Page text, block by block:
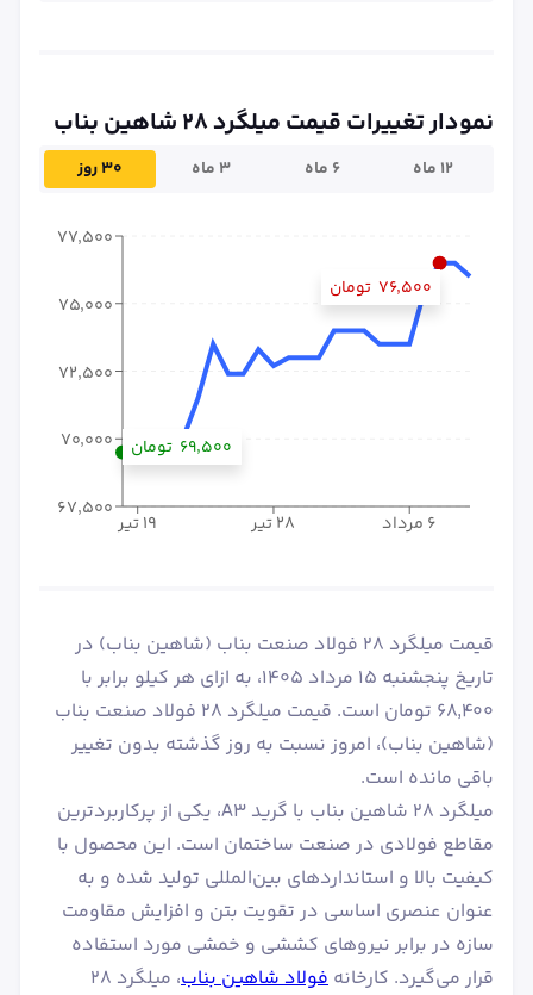
نمودار تغییرات قیمت میلگرد ۲۸ شاهین بناب
۱۲ ماه ۶ ماه ۳ ماه ۳۰ روز
۱۹ تیر ۲۸ تیر ۶ مرداد
۶۷٬۵۰۰
۷۰٬۰۰۰
۷۲٬۵۰۰
۷۵٬۰۰۰
۷۷٬۵۰۰
۷۶٬۵۰۰ تومان
۶۹٬۵۰۰ تومان
قیمت میلگرد 28 فولاد صنعت بناب (شاهین بناب) در
تاریخ پنجشنبه ۱۵ مرداد ۱۴۰۵، به ازای هر کیلو برابر با
۶۸٬۴۰۰ تومان است. قیمت میلگرد 28 فولاد صنعت بناب
(شاهین بناب)، امروز نسبت به روز گذشته بدون تغییر
باقی مانده است.
میلگرد ۲۸ شاهین بناب با گرید A3، یکی از پرکاربردترین
مقاطع فولادی در صنعت ساختمان است. این محصول با
کیفیت بالا و استانداردهای بین‌المللی تولید شده و به
عنوان عنصری اساسی در تقویت بتن و افزایش مقاومت
سازه در برابر نیروهای کششی و خمشی مورد استفاده
قرار می‌گیرد. کارخانه فولاد شاهین بناب
، میلگرد ۲۸